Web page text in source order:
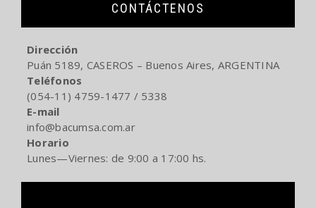
CONTÁCTENOS
Dirección
Puán 5189, CASEROS – Buenos Aires, ARGENTINA
Teléfonos
(054-11) 4759-1477 / 5338
E-mail
info@bacumsa.com.ar
Horario
Lunes—Viernes: de 9:00 a 17:00 hs.